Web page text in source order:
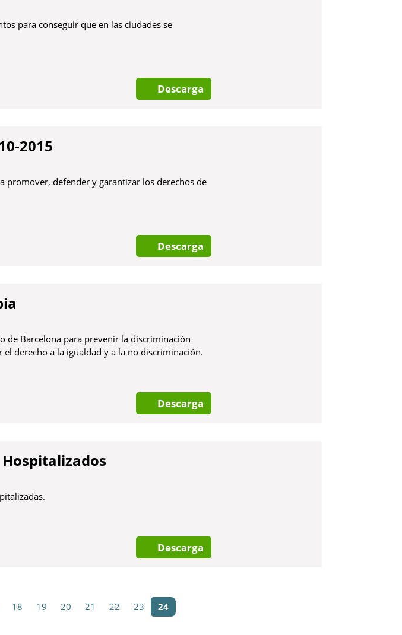
para conseguir que en las ciudades se
Descarga
2015
promover, defender y garantizar los derechos de
Descarga
de Barcelona para prevenir la discriminación
derecho a la igualdad y a la no discriminación.
Descarga
Descarga
18 19 20 21 22 23 24